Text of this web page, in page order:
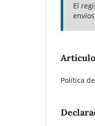
El
Política